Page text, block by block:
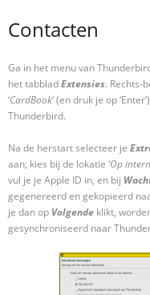
Contacten
Ga in het menu van
het tabbladExtensies. Rechts-
‘CardBook‘ (en druk je op
Thunderbird.
Na de herstart selecteer je
aan; kies bij de lokatie ‘Op
vul je je Apple ID in, en bij
gegenereerd en gekopieerd
je dan op Volgende klikt,
gesynchroniseerd naar